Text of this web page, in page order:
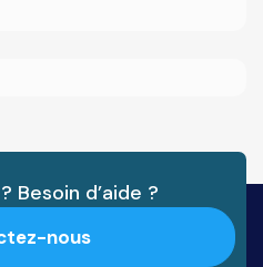
Besoin d’aide ?
nous